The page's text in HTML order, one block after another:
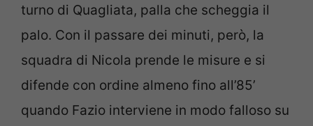
turno di Quagliata, palla che scheggia il
palo. Con il passare dei minuti, però, la
squadra di Nicola prende le misure e si
difende con ordine almeno fino all’85’
quando Fazio interviene in modo falloso su